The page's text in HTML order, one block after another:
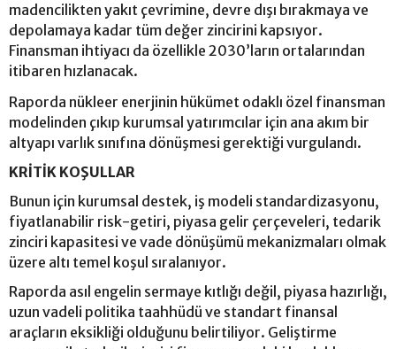
madencilikten yakıt çevrimine, devre dışı bırakmaya ve
depolamaya kadar tüm değer zincirini kapsıyor.
Finansman ihtiyacı da özellikle 2030’ların ortalarından
itibaren hızlanacak.
Raporda nükleer enerjinin hükümet odaklı özel finansman
modelinden çıkıp kurumsal yatırımcılar için ana akım bir
altyapı varlık sınıfına dönüşmesi gerektiği vurgulandı.
KRİTİK KOŞULLAR
Bunun için kurumsal destek, iş modeli standardizasyonu,
fiyatlanabilir risk-getiri, piyasa gelir çerçeveleri, tedarik
zinciri kapasitesi ve vade dönüşümü mekanizmaları olmak
üzere altı temel koşul sıralanıyor.
Raporda asıl engelin sermaye kıtlığı değil, piyasa hazırlığı,
uzun vadeli politika taahhüdü ve standart finansal
araçların eksikliği olduğunu belirtiliyor. Geliştirme